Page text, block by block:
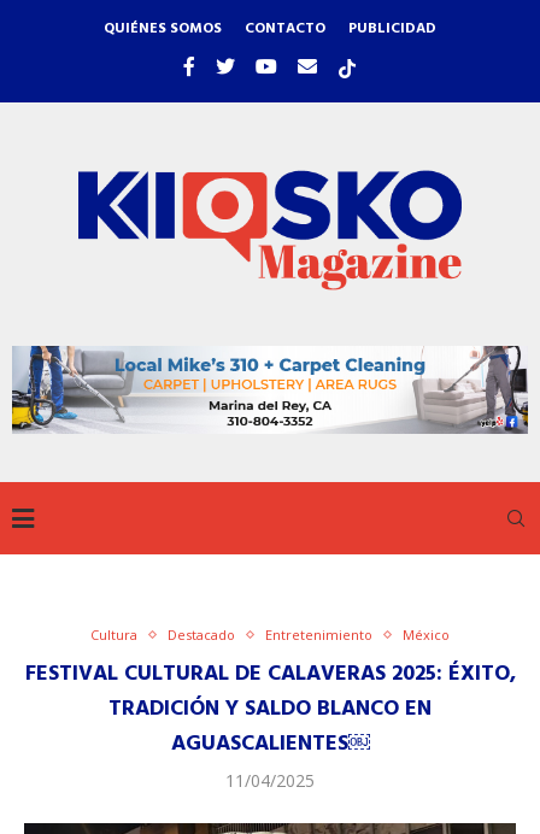
QUIÉNES SOMOS CONTACTO PUBLICIDAD
Cultura Destacado Entretenimiento México
FESTIVAL CULTURAL DE CALAVERAS 2025: ÉXITO,
TRADICIÓN Y SALDO BLANCO EN
AGUASCALIENTES￼
11/04/2025